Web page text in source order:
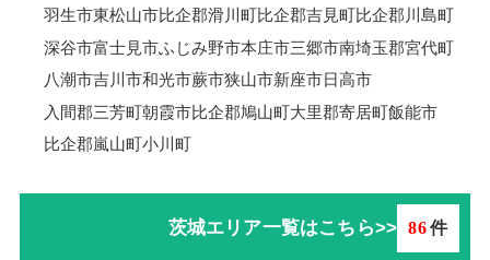
羽生市東松山市比企郡滑川町比企郡吉見町比企郡川島町
深谷市富士見市ふじみ野市本庄市三郷市南埼玉郡宮代町
八潮市吉川市和光市蕨市狭山市新座市日高市
入間郡三芳町朝霞市比企郡鳩山町大里郡寄居町飯能市
比企郡嵐山町小川町
茨城エリア一覧はこちら>> 86件